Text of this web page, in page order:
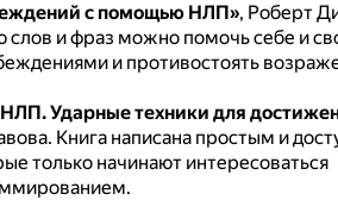
с помощью НЛП», Роберт
слов и фраз можно помочь себе и
и противостоять
Ударные техники для
Книга написана простым и
только начинают интересоваться